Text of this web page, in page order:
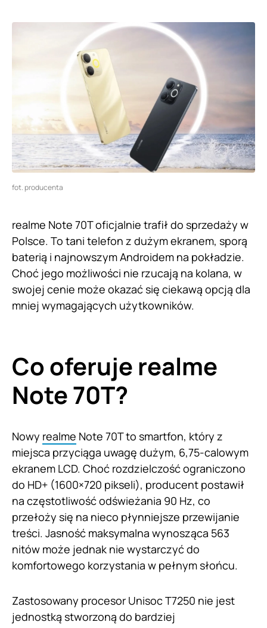
fot. producenta
realme Note 70T oficjalnie trafił do sprzedaży w
Polsce. To tani telefon z dużym ekranem, sporą
baterią i najnowszym Androidem na pokładzie.
Choć jego możliwości nie rzucają na kolana, w
swojej cenie może okazać się ciekawą opcją dla
mniej wymagających użytkowników.
Co oferuje realme
Note 70T?
Nowy realme Note 70T to smartfon, który z
miejsca przyciąga uwagę dużym, 6,75-calowym
ekranem LCD. Choć rozdzielczość ograniczono
do HD+ (1600×720 pikseli), producent postawił
na częstotliwość odświeżania 90 Hz, co
przełoży się na nieco płynniejsze przewijanie
treści. Jasność maksymalna wynosząca 563
nitów może jednak nie wystarczyć do
komfortowego korzystania w pełnym słońcu.
Zastosowany procesor Unisoc T7250 nie jest
jednostką stworzoną do bardziej